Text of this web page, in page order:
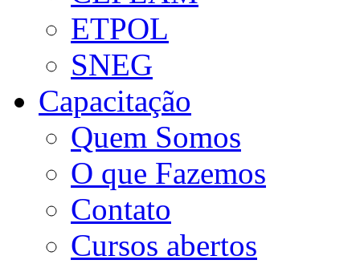
ETPOL
SNEG
Capacitação
Quem Somos
O que Fazemos
Contato
Cursos abertos